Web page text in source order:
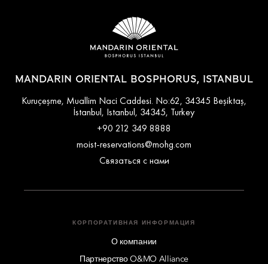
MANDARIN ORIENTAL BOSPHORUS, ISTANBUL
Kuruçeşme, Muallim Naci Caddesi. No:62, 34345 Beşiktaş,
İstanbul, Istanbul, 34345, Turkey
+90 212 349 8888
moist-reservations@mohg.com
Связаться с нами
КОРПОРАТИВНАЯ ИНФОРМАЦИЯ
О компании
Партнерство O&MO Alliance